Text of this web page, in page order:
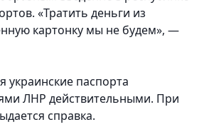
«Тратить деньги из
картонку мы не будем», —
украинские паспорта
ЛНР действительными. При
справка.